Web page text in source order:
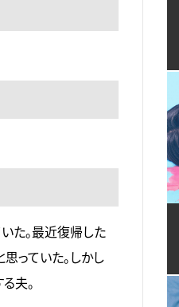
た。最近復帰した
っていた。しかし
夫。